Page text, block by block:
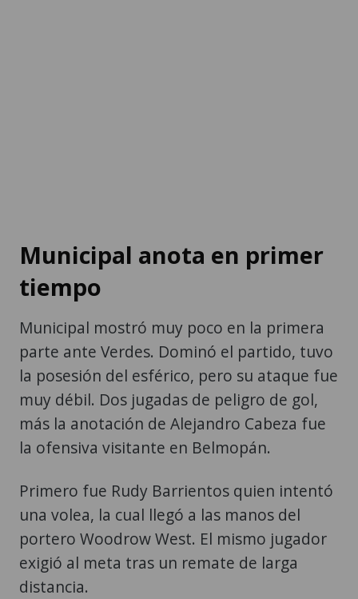
Municipal anota en primer
tiempo
Municipal mostró muy poco en la primera
parte ante Verdes. Dominó el partido, tuvo
la posesión del esférico, pero su ataque fue
muy débil. Dos jugadas de peligro de gol,
más la anotación de Alejandro Cabeza fue
la ofensiva visitante en Belmopán.
Primero fue Rudy Barrientos quien intentó
una volea, la cual llegó a las manos del
portero Woodrow West. El mismo jugador
exigió al meta tras un remate de larga
distancia.